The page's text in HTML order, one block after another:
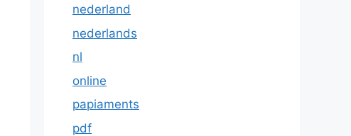
nederland
nederlands
nl
online
papiaments
pdf